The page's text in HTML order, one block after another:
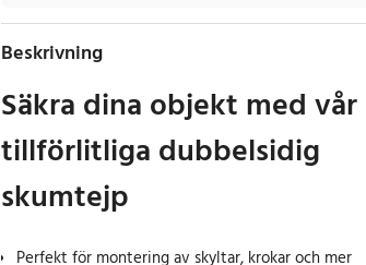
Beskrivning
Säkra dina objekt med vår
tillförlitliga dubbelsidig
skumtejp
Perfekt för montering av skyltar, krokar och mer